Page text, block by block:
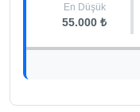
En Düşük
55.000 ₺